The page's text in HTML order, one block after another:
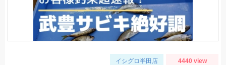
イシグロ半田店 4440 view